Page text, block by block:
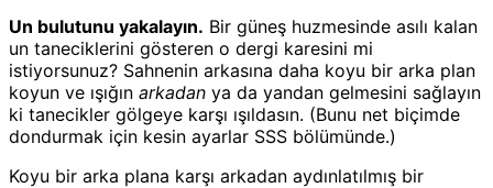
Un bulutunu yakalayın. Bir güneş huzmesinde asılı kalan
un taneciklerini gösteren o dergi karesini mi
istiyorsunuz? Sahnenin arkasına daha koyu bir arka plan
koyun ve ışığın arkadan ya da yandan gelmesini sağlayın
ki tanecikler gölgeye karşı ışıldasın. (Bunu net biçimde
dondurmak için kesin ayarlar SSS bölümünde.)
Koyu bir arka plana karşı arkadan aydınlatılmış bir